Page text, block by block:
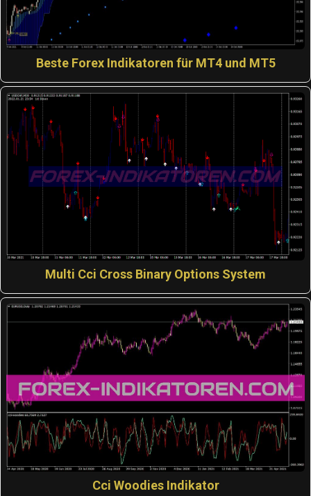
Beste Forex Indikatoren für MT4 und MT5
Multi Cci Cross Binary Options System
Cci Woodies Indikator